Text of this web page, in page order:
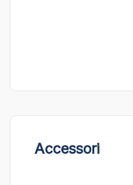
Accessori